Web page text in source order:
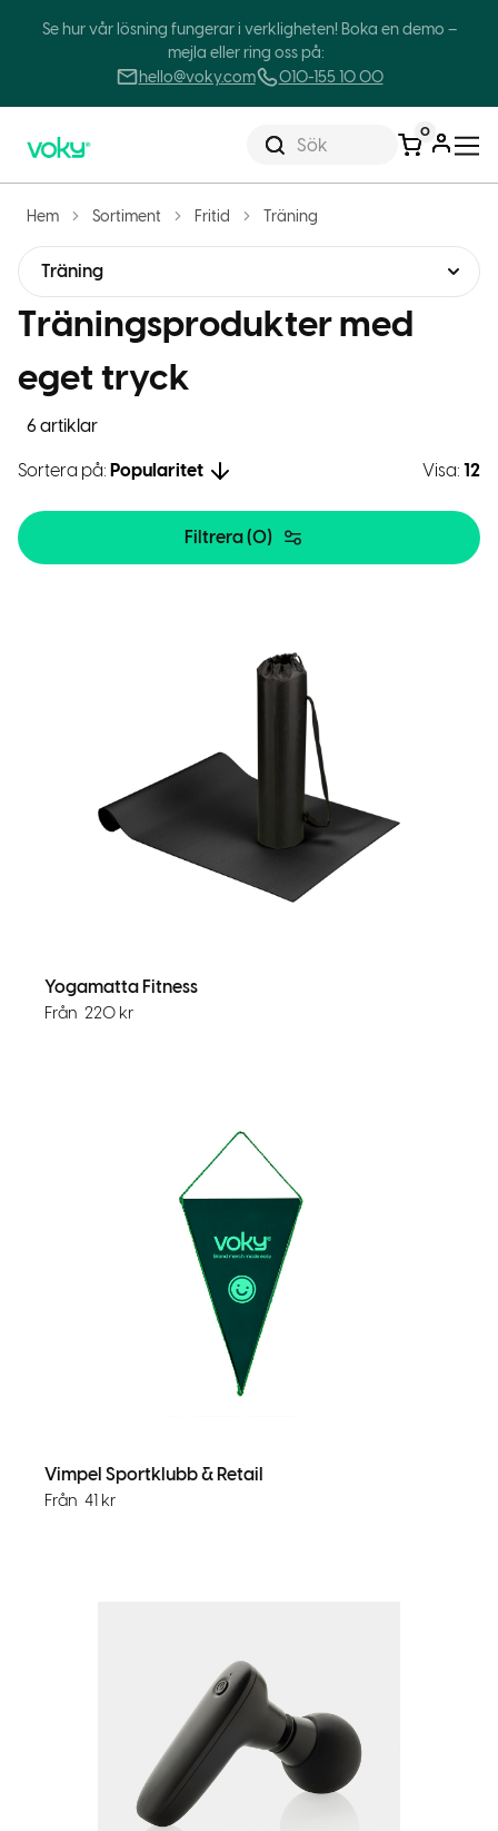
Se hur vår lösning fungerar i verkligheten! Boka en demo –
mejla eller ring oss på:
hello@voky.com
010-155 10 00
Sök
0
Hem Sortiment Fritid Träning
Träning
6 artiklar
Träningsprodukter med
eget tryck
Sortera på: Popularitet Visa: 12
Filtrera (0)
Yogamatta Fitness
Från 220 kr
Vimpel Sportklubb & Retail
Från 41 kr